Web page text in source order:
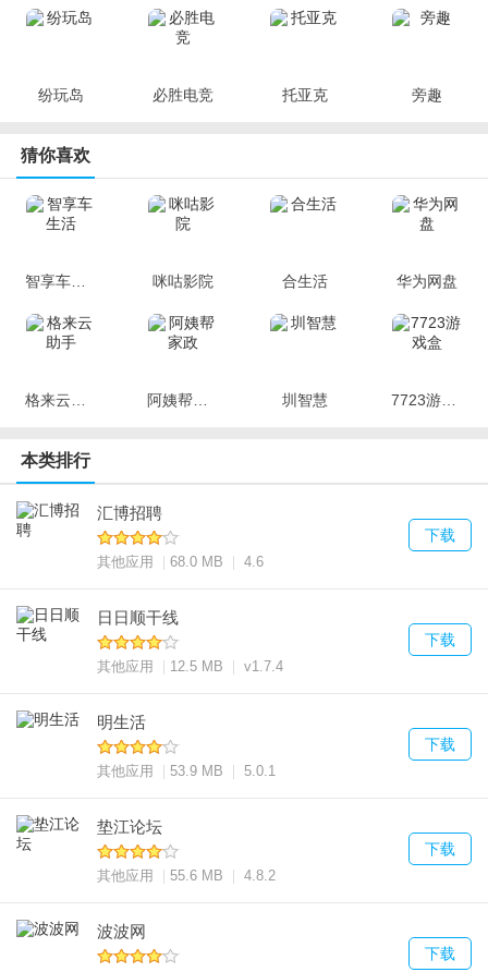
纷玩岛 必胜电竞 托亚克 旁趣
猜你喜欢
咪咕影院 合生活 华为网盘
圳智慧
本类排行
汇博招聘
其他应用 68.0 MB 4.6
下载
日日顺干线
其他应用 12.5 MB v1.7.4
下载
明生活
其他应用 53.9 MB 5.0.1
下载
垫江论坛
其他应用 55.6 MB 4.8.2
下载
波波网
下载